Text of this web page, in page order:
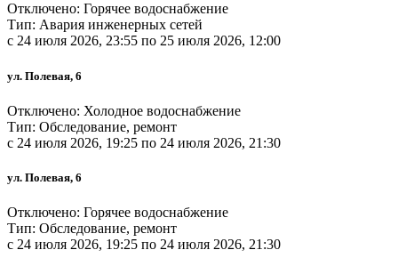
Отключено: Горячее водоснабжение
Тип: Авария инженерных сетей
c 24 июля 2026, 23:55 по 25 июля 2026, 12:00
ул. Полевая, 6
Отключено: Холодное водоснабжение
Тип: Обследование, ремонт
c 24 июля 2026, 19:25 по 24 июля 2026, 21:30
ул. Полевая, 6
Отключено: Горячее водоснабжение
Тип: Обследование, ремонт
c 24 июля 2026, 19:25 по 24 июля 2026, 21:30